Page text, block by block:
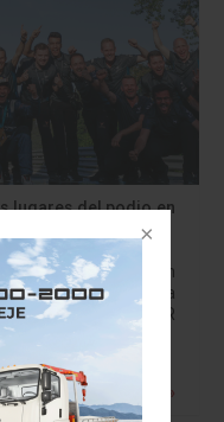
lugares del podio en
Tambay y Tom
en la primera
FIA ETCR
Leer más »